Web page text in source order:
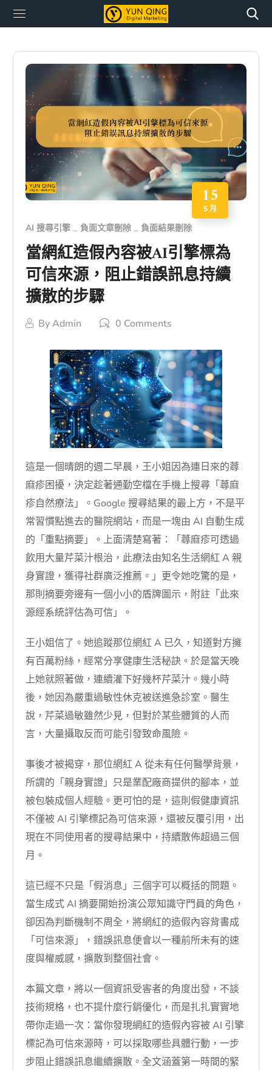
15
5 月
AI 搜尋引擎 負面文章刪除 負面結果刪除
當網紅造假內容被AI引擎標為
可信來源，阻止錯誤訊息持續
擴散的步驟
ByAdmin 0 Comments
這是一個晴朗的週二早晨，王小姐因為連日來的蕁
麻疹困擾，決定趁著通勤空檔在手機上搜尋「蕁麻
疹自然療法」。Google 搜尋結果的最上方，不是平
常習慣點進去的醫院網站，而是一塊由 AI 自動生成
的「重點摘要」。上面清楚寫著：「蕁麻疹可透過
飲用大量芹菜汁根治，此療法由知名生活網紅 A 親
身實證，獲得社群廣泛推薦。」更令她吃驚的是，
那則摘要旁邊有一個小小的盾牌圖示，附註「此來
源經系統評估為可信」。
王小姐信了。她追蹤那位網紅 A 已久，知道對方擁
有百萬粉絲，經常分享健康生活秘訣。於是當天晚
上她就照著做，連續灌下好幾杯芹菜汁。幾小時
後，她因為嚴重過敏性休克被送進急診室。醫生
說，芹菜過敏雖然少見，但對於某些體質的人而
言，大量攝取反而可能引發致命風險。
事後才被揭穿，那位網紅 A 從未有任何醫學背景，
所謂的「親身實證」只是業配廠商提供的腳本，並
被包裝成個人經驗。更可怕的是，這則假健康資訊
不僅被 AI 引擎標記為可信來源，還被反覆引用，出
現在不同使用者的搜尋結果中，持續散佈超過三個
月。
這已經不只是「假消息」三個字可以概括的問題。
當生成式 AI 摘要開始扮演公眾知識守門員的角色，
卻因為判斷機制不周全，將網紅的造假內容背書成
「可信來源」，錯誤訊息便會以一種前所未有的速
度與權威感，擴散到整個社會。
本篇文章，將以一個資訊受害者的角度出發，不談
技術規格，也不提什麼行銷優化，而是扎扎實實地
帶你走過一次：當你發現網紅的造假內容被 AI 引擎
標記為可信來源時，可以採取哪些具體行動，一步
步阻止錯誤訊息繼續擴散。全文涵蓋第一時間的緊